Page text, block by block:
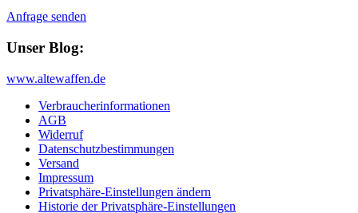
Anfrage senden
Unser Blog:
www.altewaffen.de
Verbraucherinformationen
AGB
Widerruf
Datenschutzbestimmungen
Versand
Impressum
Privatsphäre-Einstellungen ändern
Historie der Privatsphäre-Einstellungen